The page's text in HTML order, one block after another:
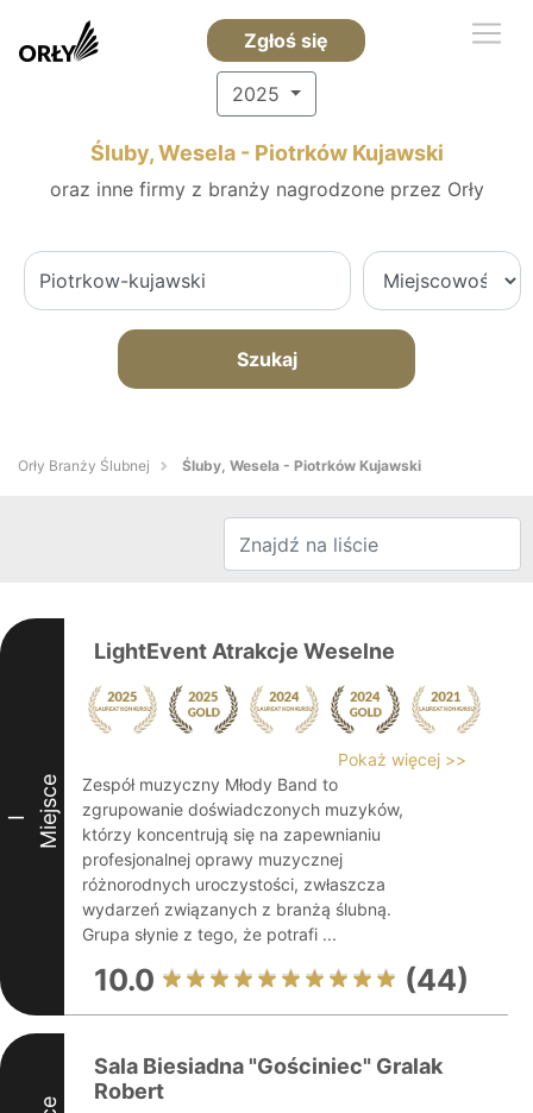
Zgłoś się
2025
Śluby, Wesela - Piotrków Kujawski
oraz inne firmy z branży nagrodzone przez Orły
Szukaj
Orły Branży Ślubnej Śluby, Wesela - Piotrków Kujawski
I Miejsce
LightEvent Atrakcje Weselne
Pokaż więcej >>
Zespół muzyczny Młody Band to
zgrupowanie doświadczonych muzyków,
którzy koncentrują się na zapewnianiu
profesjonalnej oprawy muzycznej
różnorodnych uroczystości, zwłaszcza
wydarzeń związanych z branżą ślubną.
Grupa słynie z tego, że potrafi ...
10.0 (44)
Sala Biesiadna "Gościniec" Gralak
Robert